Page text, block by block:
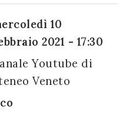
10
2021 - 17:30
Youtube di
Veneto